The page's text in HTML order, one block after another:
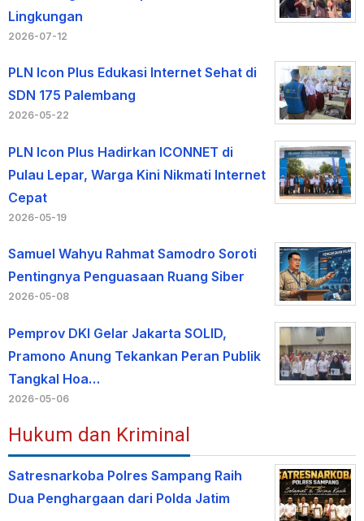
Lingkungan
2026-07-12
PLN Icon Plus Edukasi Internet Sehat di
SDN 175 Palembang
2026-05-22
PLN Icon Plus Hadirkan ICONNET di
Pulau Lepar, Warga Kini Nikmati Internet
Cepat
2026-05-19
Samuel Wahyu Rahmat Samodro Soroti
Pentingnya Penguasaan Ruang Siber
2026-05-08
Pemprov DKI Gelar Jakarta SOLID,
Pramono Anung Tekankan Peran Publik
Tangkal Hoa…
2026-05-06
Hukum dan Kriminal
Satresnarkoba Polres Sampang Raih
Dua Penghargaan dari Polda Jatim